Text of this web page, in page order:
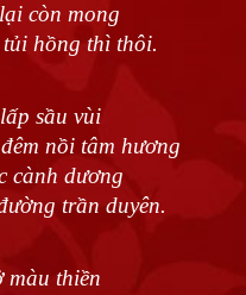
còn mong
hồng thì thôi.
sầu vùi
nồi tâm hương
cành dương
trần duyên.
màu thiền